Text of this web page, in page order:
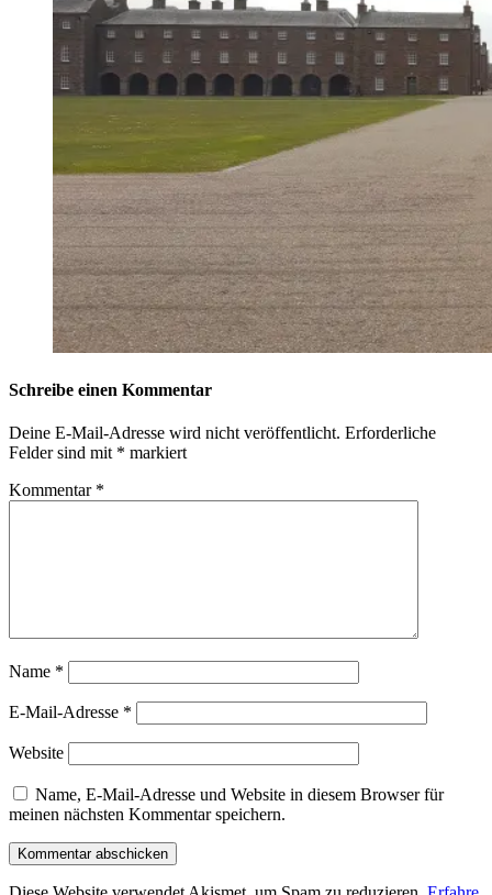
Schreibe einen Kommentar
Deine E-Mail-Adresse wird nicht veröffentlicht. Erforderliche
Felder sind mit * markiert
Kommentar *
Name *
E-Mail-Adresse *
Website
Name, E-Mail-Adresse und Website in diesem Browser für
meinen nächsten Kommentar speichern.